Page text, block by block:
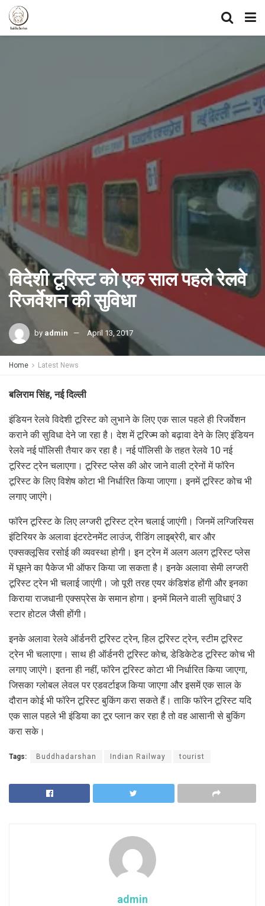
विदेशी टूरिस्ट को एक साल पहले रेलवे
रिजर्वेशन की सुविधा
by admin April 13, 2017
Home Latest News
बलिराम सिंह, नई दिल्ली
इंडियन रेलवे विदेशी टूरिस्ट को लुभाने के लिए एक साल पहले ही रिजर्वेशन
कराने की सुविधा देने जा रहा है। देश में टूरिज्म को बढ़ावा देने के लिए इंडियन
रेलवे नई पॉलिसी तैयार कर रहा है। नई पॉलिसी के तहत रेलवे 10 नई
टूरिस्ट ट्रेन चलाएगा। टूरिस्ट प्लेस की ओर जाने वाली ट्रेनों में फॉरेन
टूरिस्ट के लिए विशेष कोटा भी निर्धारित किया जाएगा। इनमें टूरिस्ट कोच भी
लगाए जाएंगे।
फॉरेन टूरिस्ट के लिए लग्जरी टूरिस्ट ट्रेन चलाई जाएंगी। जिनमें लग्जिरियस
इंटिरियर के अलावा इंटरटेनमेंट लाउंज, रीडिंग लाइब्रेरी, बार और
एक्सक्लूसिव रसोई की व्यवस्था होगी। इन ट्रेन में अलग अलग टूरिस्ट प्‍लेस
में घूमने का पैकेज भी ऑफर किया जा सकता है। इनके अलावा सेमी लग्जरी
टूरिस्ट ट्रेन भी चलाई जाएंगी। जो पूरी तरह एयर कंडिशंड होंगी और इनका
किराया राजधानी एक्सप्रेस के समान होगा। इनमें मिलने वाली सुविधाएं 3
स्टार होटल जैसी होंगी।
इनके अलावा रेलवे ऑर्डनरी टूरिस्‍ट ट्रेन, हिल टूरिस्‍ट ट्रेन, स्‍टीम टूरिस्‍ट
ट्रेन भी चलाएगा। साथ ही ऑर्डनरी टूरिस्‍ट कोच, डेडिकेटेड टूरिस्‍ट कोच भी
लगाए जाएंगे। इतना ही नहीं, फॉरेन टूरिस्‍ट कोटा भी निर्धारित किया जाएगा,
जिसका ग्‍लोबल लेवल पर एडवर्टाइज किया जाएगा और इसमें एक साल के
दौरान कोई भी फॉरेन टूरिस्‍ट बुकिंग करा सकते हैं। ताकि फॉरेन टूरिस्‍ट यदि
एक साल पहले भी इंडिया का टूर प्‍लान कर रहा है तो वह आसानी से बुकिंग
करा सके।
Tags: Buddhadarshan Indian Railway tourist
admin